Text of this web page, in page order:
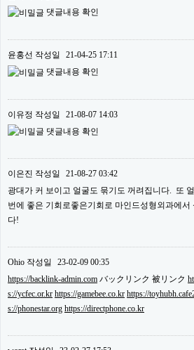
댓글내용 확인
윤홍선 작성일
21-04-25 17:11
댓글내용 확인
이유정 작성일
21-08-07 14:03
댓글내용 확인
이은진 작성일
21-08-27 03:42
광대가 커 보이고 얼굴도 묶기도 꺼려집니다. 또
번에 좋은 기회로좋은기회로 마인드성형외과에서
다!
Ohio 작성일
23-02-09 00:35
https://backlink-admin.com バックリンク 被リンク
s://ycfec.or.kr https://gamebee.co.kr https://
s://phonestar.org https://directphone.co.kr